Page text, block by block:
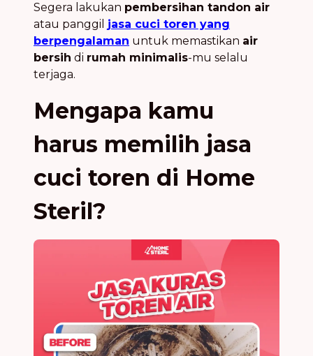
Segera lakukan pembersihan tandon air
atau panggil jasa cuci toren yang
berpengalaman untuk memastikan air
bersih di rumah minimalis-mu selalu
terjaga.
Mengapa kamu
harus memilih jasa
cuci toren di Home
Steril?